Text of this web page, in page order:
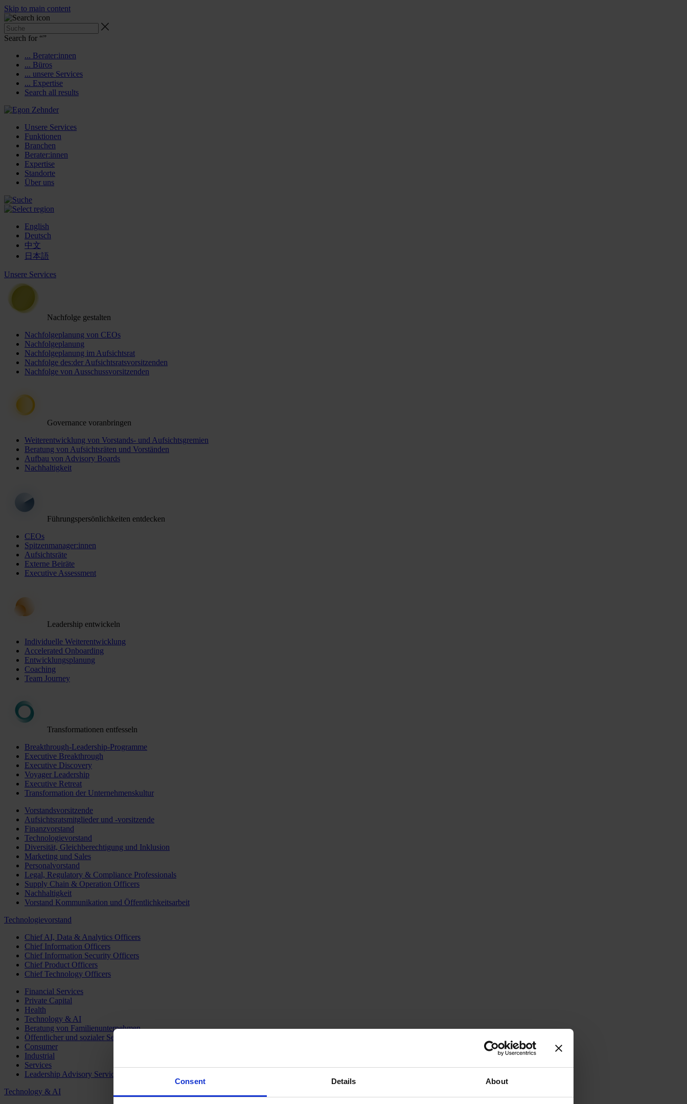
Consent Details About
Skip to main content
Search for “”
... Berater:innen
... Büros
... unsere Services
... Expertise
Search all results
Unsere Services
Funktionen
Branchen
Berater:innen
Expertise
Standorte
Über uns
English
Deutsch
中文
日本語
Unsere Services
Nachfolge gestalten
Nachfolgeplanung von CEOs
Nachfolgeplanung
Nachfolgeplanung im Aufsichtsrat
Nachfolge des:der Aufsichtsratsvorsitzenden
Nachfolge von Ausschussvorsitzenden
Governance voranbringen
Weiterentwicklung von Vorstands- und Aufsichtsgremien
Beratung von Aufsichtsräten und Vorständen
Aufbau von Advisory Boards
Nachhaltigkeit
Führungspersönlichkeiten entdecken
CEOs
Spitzenmanager:innen
Aufsichtsräte
Externe Beiräte
Executive Assessment
Leadership entwickeln
Individuelle Weiterentwicklung
Accelerated Onboarding
Entwicklungsplanung
Coaching
Team Journey
Transformationen entfesseln
Breakthrough-Leadership-Programme
Executive Breakthrough
Executive Discovery
Voyager Leadership
Executive Retreat
Transformation der Unternehmenskultur
Vorstandsvorsitzende
Aufsichtsratsmitglieder und -vorsitzende
Finanzvorstand
Technologievorstand
Diversität, Gleichberechtigung und Inklusion
Marketing und Sales
Personalvorstand
Legal, Regulatory & Compliance Professionals
Supply Chain & Operation Officers
Nachhaltigkeit
Vorstand Kommunikation und Öffentlichkeitsarbeit
Technologievorstand
Chief AI, Data & Analytics Officers
Chief Information Officers
Chief Information Security Officers
Chief Product Officers
Chief Technology Officers
Financial Services
Private Capital
Health
Technology & AI
Beratung von Familienunternehmen
Öffentlicher und sozialer Sektor
Consumer
Industrial
Services
Leadership Advisory Services
Technology & AI